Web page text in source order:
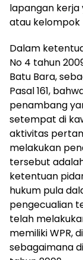
lapangan
atau kelompok
Dalam
No 4 tahun
Batu Bara,
Pasal 161,
penambang
setempat di
aktivitas
melakukan
tersebut
ketentuan
hukum pula
pengecualian
telah
memiliki WPR,
sebagaimana